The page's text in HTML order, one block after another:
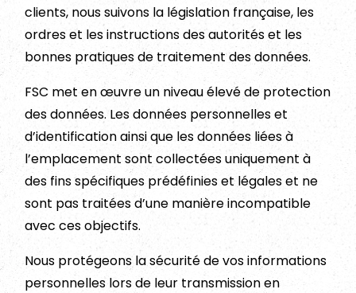
clients, nous suivons la législation française, les
ordres et les instructions des autorités et les
bonnes pratiques de traitement des données.
FSC met en œuvre un niveau élevé de protection
des données. Les données personnelles et
d’identification ainsi que les données liées à
l’emplacement sont collectées uniquement à
des fins spécifiques prédéfinies et légales et ne
sont pas traitées d’une manière incompatible
avec ces objectifs.
Nous protégeons la sécurité de vos informations
personnelles lors de leur transmission en